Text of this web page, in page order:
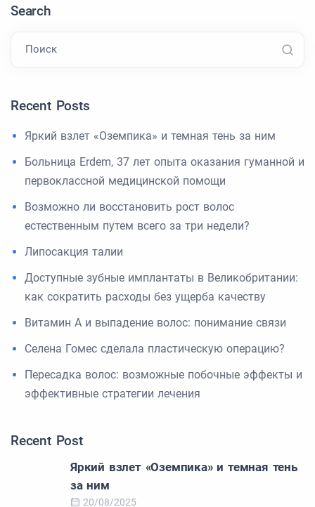
Search
Поиск
Recent Posts
Яркий взлет «Оземпика» и темная тень за ним
Больница Erdem, 37 лет опыта оказания гуманной и
первоклассной медицинской помощи
Возможно ли восстановить рост волос
естественным путем всего за три недели?
Липосакция талии
Доступные зубные имплантаты в Великобритании:
как сократить расходы без ущерба качеству
Витамин А и выпадение волос: понимание связи
Селена Гомес сделала пластическую операцию?
Пересадка волос: возможные побочные эффекты и
эффективные стратегии лечения
Recent Post
Яркий взлет «Оземпика» и темная тень
за ним
20/08/2025